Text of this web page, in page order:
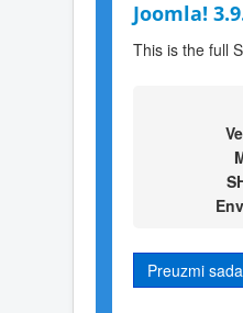
Joomla!
This is the full
Preuzmi sada